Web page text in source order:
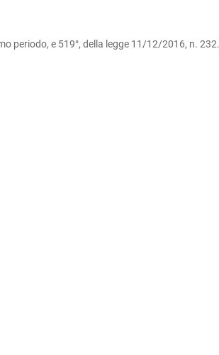
periodo, e 519°, della legge 11/12/2016, n. 232.